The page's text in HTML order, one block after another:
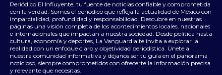
Periódico El Influyente, tu fuente de noticias confiable y comprometida
con la verdad. Somos el periódico que refleja la actualidad de México con
imparcialidad, profundidad y responsabilidad. Descubre en nuestras
páginas una visión completa de los acontecimientos locales, nacionales
e internacionales que impactan a nuestra sociedad. Desde política hasta
cultura, economía y deportes, La Vanguardia te invita a explorar la
realidad con un enfoque claro y objetividad periodística. Únete a
nuestra comunidad informativa y déjanos ser tu guía en el panorama
noticioso, siempre comprometidos con ofrecerte la información precisa
y relevante que necesitas.